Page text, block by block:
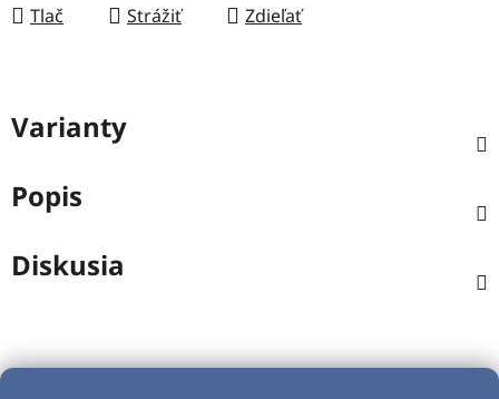
Tlač Strážiť Zdieľať
Varianty
Popis
Diskusia
Z